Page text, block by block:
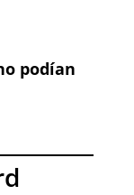
podían